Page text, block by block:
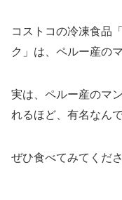
コストコの冷凍食品
ク」は、ペルー産の
実は、ペルー産のマ
れるほど、有名なんで
ぜひ食べてみてくだ